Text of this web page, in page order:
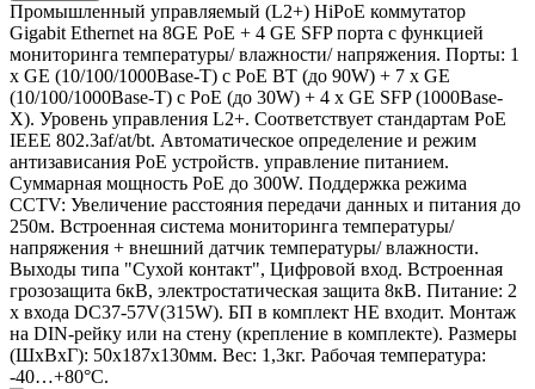
Промышленный управляемый (L2+) HiPoE коммутатор
Gigabit Ethernet на 8GE PoE + 4 GE SFP порта с функцией
мониторинга температуры/ влажности/ напряжения. Порты: 1
x GE (10/100/1000Base-T) с PoE BT (до 90W) + 7 x GE
(10/100/1000Base-T) с PoE (до 30W) + 4 x GE SFP (1000Base-
X). Уровень управления L2+. Соответствует стандартам PoE
IEEE 802.3af/at/bt. Автоматическое определение и режим
антизависания PoE устройств. управление питанием.
Суммарная мощность PoE до 300W. Поддержка режима
CCTV: Увеличение расстояния передачи данных и питания до
250м. Встроенная система мониторинга температуры/
напряжения + внешний датчик температуры/ влажности.
Выходы типа "Сухой контакт", Цифровой вход. Встроенная
грозозащита 6кВ, электростатическая защита 8кВ. Питание: 2
x входа DC37-57V(315W). БП в комплект НЕ входит. Монтаж
на DIN-рейку или на стену (крепление в комплекте). Размеры
(ШхВхГ): 50х187х130мм. Вес: 1,3кг. Рабочая температура:
-40…+80°С.